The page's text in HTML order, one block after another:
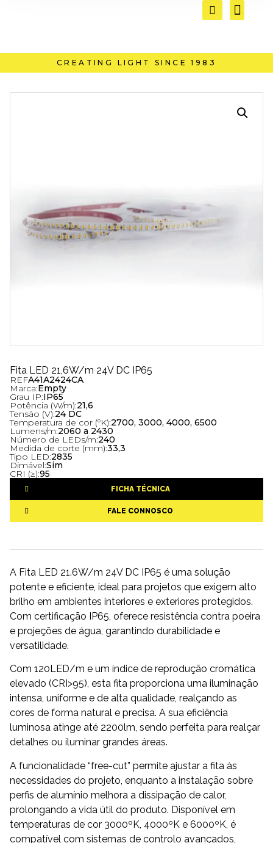
CREATING LIGHT SINCE 1983
Fita LED 21,6W/m 24V DC IP65
REFA41A2424CA
Marca:Empty
Grau IP:IP65
Potência (W/m):21,6
Tensão (V):24 DC
Temperatura de cor (ºK):2700, 3000, 4000, 6500
Lumens/m:2060 a 2430
Número de LEDs/m:240
Medida de corte (mm):33,3
Tipo LED:2835
Dimável:Sim
CRI (≥):95
FICHA TÉCNICA
FALE CONNOSCO
A Fita LED 21.6W/m 24V DC IP65 é uma solução
potente e eficiente, ideal para projetos que exigem alto
brilho em ambientes interiores e exteriores protegidos.
Com certificação IP65, oferece resistência contra poeira
e projeções de água, garantindo durabilidade e
versatilidade.
Com 120LED/m e um índice de reprodução cromática
elevado (CRI>95), esta fita proporciona uma iluminação
intensa, uniforme e de alta qualidade, realçando as
cores de forma natural e precisa. A sua eficiência
luminosa atinge até 2200lm, sendo perfeita para realçar
detalhes ou iluminar grandes áreas.
A funcionalidade “free-cut” permite ajustar a fita às
necessidades do projeto, enquanto a instalação sobre
perfis de alumínio melhora a dissipação de calor,
prolongando a vida útil do produto. Disponível em
temperaturas de cor 3000ºK, 4000ºK e 6000ºK, é
compatível com sistemas de controlo avançados,